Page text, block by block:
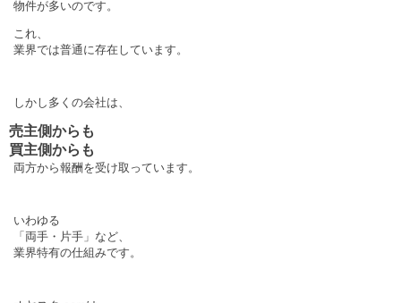
物件が多いのです。
これ、
業界では普通に存在しています。
しかし多くの会社は、
売主側からも
買主側からも
両方から報酬を受け取っています。
いわゆる
「両手・片手」など、
業界特有の仕組みです。